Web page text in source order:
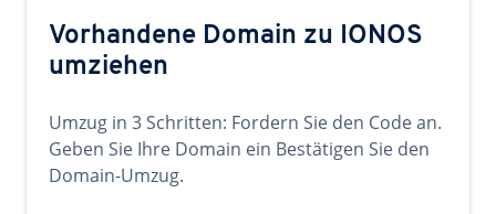
Vorhandene Domain zu IONOS
umziehen
Umzug in 3 Schritten: Fordern Sie den Code an.
Geben Sie Ihre Domain ein Bestätigen Sie den
Domain-Umzug.